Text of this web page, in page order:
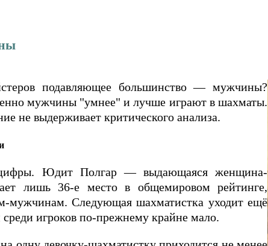
подавляющее большинство — мужчины?
мужчины "умнее" и лучше играют в шахматы.
не выдерживает критического анализа.
Юдит Полгар — выдающаяся женщина-
лишь 36-е место в общемировом рейтинге,
мужчинам. Следующая шахматистка уходит ещё
игроков по-прежнему крайне мало.